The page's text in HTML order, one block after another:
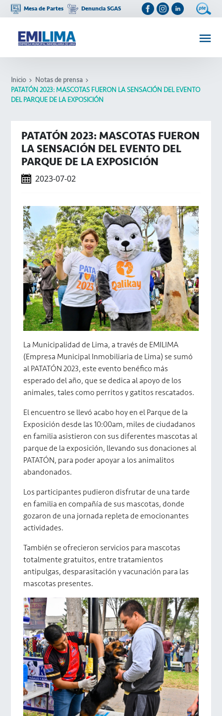
Mesa de Partes Denuncia SGAS
Inicio
Notas de prensa
PATATÓN 2023: MASCOTAS FUERON LA SENSACIÓN DEL EVENTO
DEL PARQUE DE LA EXPOSICIÓN
PATATÓN 2023: MASCOTAS FUERON
LA SENSACIÓN DEL EVENTO DEL
PARQUE DE LA EXPOSICIÓN
2023-07-02
La Municipalidad de Lima, a través de EMILIMA
(Empresa Municipal Inmobiliaria de Lima) se sumó
al PATATÓN 2023, este evento benéfico más
esperado del año, que se dedica al apoyo de los
animales, tales como perritos y gatitos rescatados.
El encuentro se llevó acabo hoy en el Parque de la
Exposición desde las 10:00am, miles de ciudadanos
en familia asistieron con sus diferentes mascotas al
parque de la exposición, llevando sus donaciones al
PATATÓN, para poder apoyar a los animalitos
abandonados.
Los participantes pudieron disfrutar de una tarde
en familia en compañía de sus mascotas, donde
gozaron de una jornada repleta de emocionantes
actividades.
También se ofrecieron servicios para mascotas
totalmente gratuitos, entre tratamientos
antipulgas, desparasitación y vacunación para las
mascotas presentes.